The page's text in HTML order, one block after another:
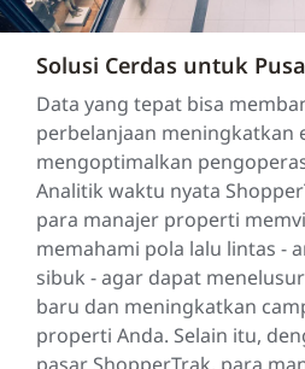
Solusi Cerdas untuk
Data yang tepat bisa
perbelanjaan meningkatkan
mengoptimalkan
Analitik waktu nyata
para manajer properti
memahami pola lalu lintas -
sibuk - agar dapat
baru dan meningkatkan
properti Anda. Selain itu,